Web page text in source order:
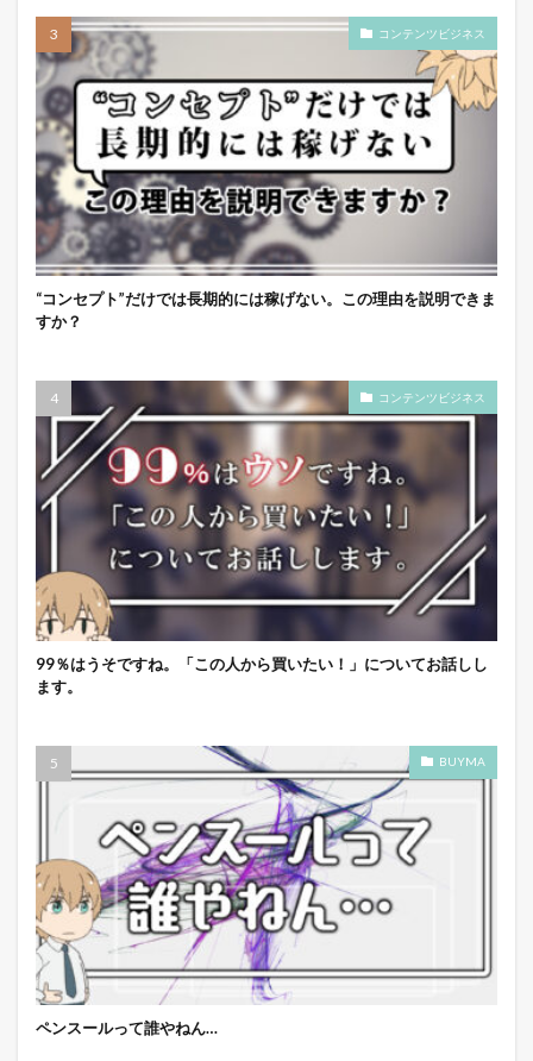
コンテンツビジネス
“コンセプト”だけでは長期的には稼げない。この理由を説明できま
すか？
コンテンツビジネス
99％はうそですね。「この人から買いたい！」についてお話しし
ます。
BUYMA
ペンスールって誰やねん…